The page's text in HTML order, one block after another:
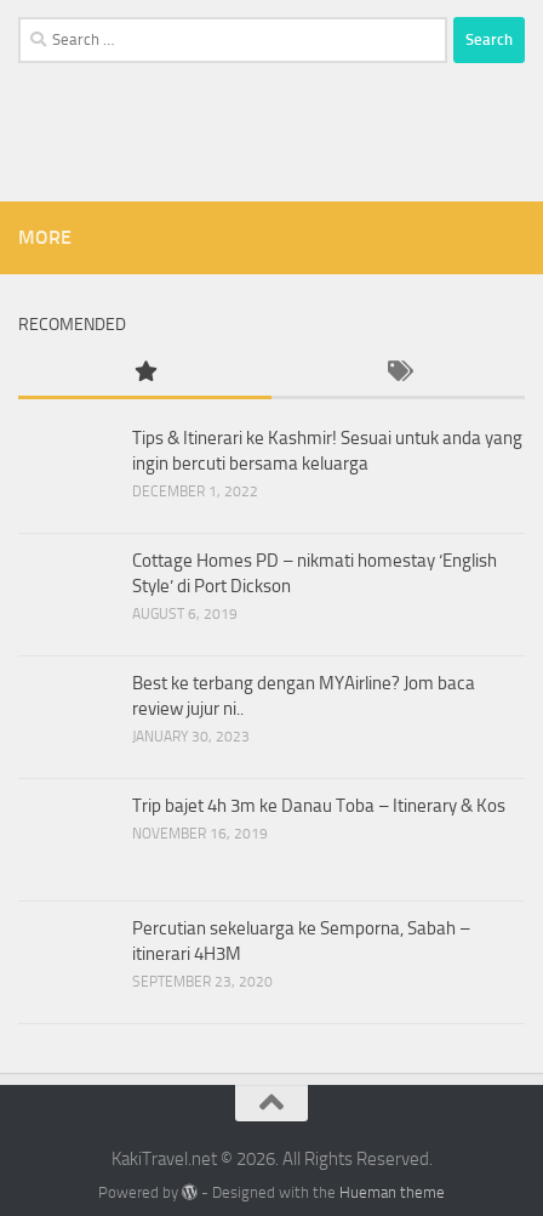
Search
for:
MORE
RECOMENDED
Tips & Itinerari ke Kashmir! Sesuai untuk anda yang
ingin bercuti bersama keluarga
DECEMBER 1, 2022
Cottage Homes PD – nikmati homestay ‘English
Style’ di Port Dickson
AUGUST 6, 2019
Best ke terbang dengan MYAirline? Jom baca
review jujur ni..
JANUARY 30, 2023
Trip bajet 4h 3m ke Danau Toba – Itinerary & Kos
NOVEMBER 16, 2019
Percutian sekeluarga ke Semporna, Sabah –
itinerari 4H3M
SEPTEMBER 23, 2020
KakiTravel.net © 2026. All Rights Reserved.
Powered by - Designed with the Hueman theme